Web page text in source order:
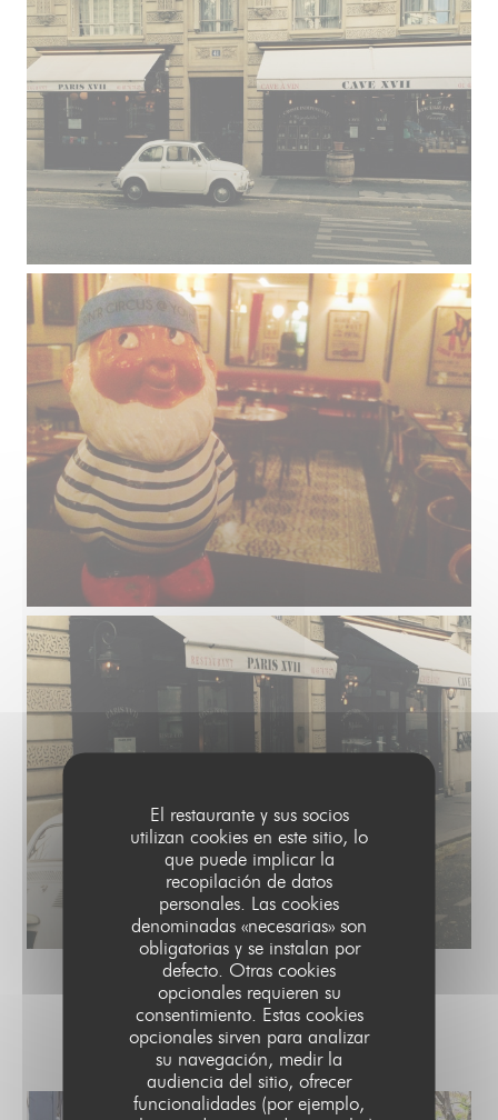
El restaurante y sus socios
utilizan cookies en este sitio, lo
que puede implicar la
recopilación de datos
personales. Las cookies
denominadas «necesarias» son
obligatorias y se instalan por
defecto. Otras cookies
opcionales requieren su
consentimiento. Estas cookies
opcionales sirven para analizar
su navegación, medir la
audiencia del sitio, ofrecer
funcionalidades (por ejemplo,
LA TERRASSE